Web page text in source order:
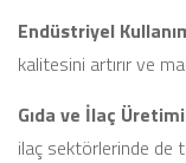
Endüstriyel
kalitesini artırır ve
Gıda ve İlaç Üretimi
ilaç sektörlerinde de